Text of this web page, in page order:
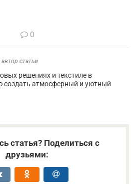
0
статьи
решениях и текстиле в
создать атмосферный и уютный
статья? Поделиться с
друзьями: